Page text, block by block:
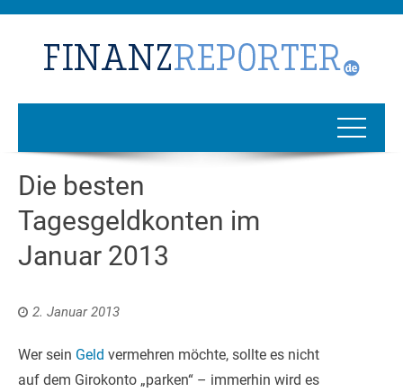
Die besten
Tagesgeldkonten im
Januar 2013
2. Januar 2013
Wer sein Geld vermehren möchte, sollte es nicht
auf dem Girokonto „parken“ – immerhin wird es